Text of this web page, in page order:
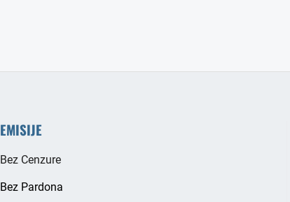
EMISIJE
Bez Cenzure
Bez Pardona